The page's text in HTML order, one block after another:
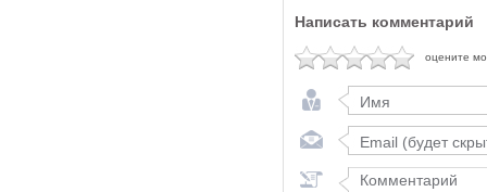
Написать комментарий
оцените